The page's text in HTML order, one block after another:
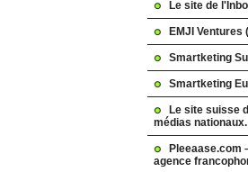
Le site de
EMJI Ventures
Smartketing
Smartketing
Le site suisse
médias nationaux.
Pleeaase.com
agence